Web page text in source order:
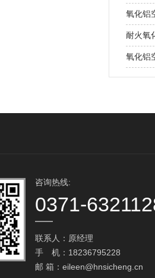
氧化铝
耐火氧
氧化铝
咨询热线:
0371-
联系人：原经理
手 机：18236795228
邮 箱： eileen@hnsicheng.cn